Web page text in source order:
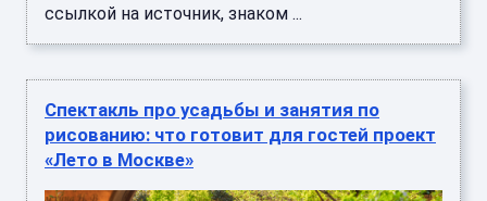
ссылкой на источник, знаком ...
Спектакль про усадьбы и занятия по
рисованию: что готовит для гостей проект
«Лето в Москве»